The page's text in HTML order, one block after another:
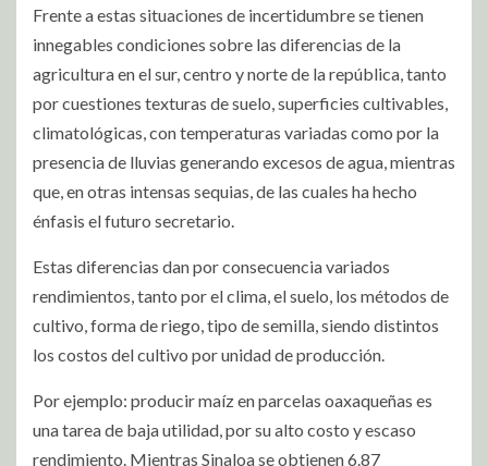
Frente a estas situaciones de incertidumbre se tienen
innegables condiciones sobre las diferencias de la
agricultura en el sur, centro y norte de la república, tanto
por cuestiones texturas de suelo, superficies cultivables,
climatológicas, con temperaturas variadas como por la
presencia de lluvias generando excesos de agua, mientras
que, en otras intensas sequias, de las cuales ha hecho
énfasis el futuro secretario.
Estas diferencias dan por consecuencia variados
rendimientos, tanto por el clima, el suelo, los métodos de
cultivo, forma de riego, tipo de semilla, siendo distintos
los costos del cultivo por unidad de producción.
Por ejemplo: producir maíz en parcelas oaxaqueñas es
una tarea de baja utilidad, por su alto costo y escaso
rendimiento. Mientras Sinaloa se obtienen 6.87